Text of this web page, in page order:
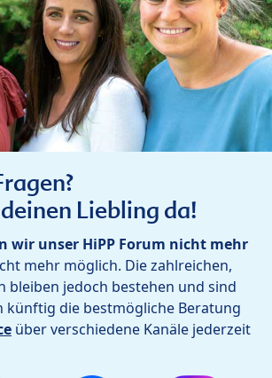
Liebling da!
wir unser HiPP Forum nicht mehr
mehr möglich. Die zahlreichen,
bleiben jedoch bestehen und sind
die bestmögliche Beratung
über verschiedene Kanäle jederzeit